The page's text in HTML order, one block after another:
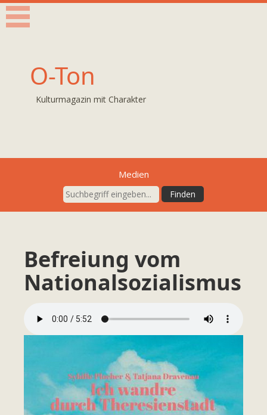
O-Ton
Kulturmagazin mit Charakter
Medien
Befreiung vom
Nationalsozialismus